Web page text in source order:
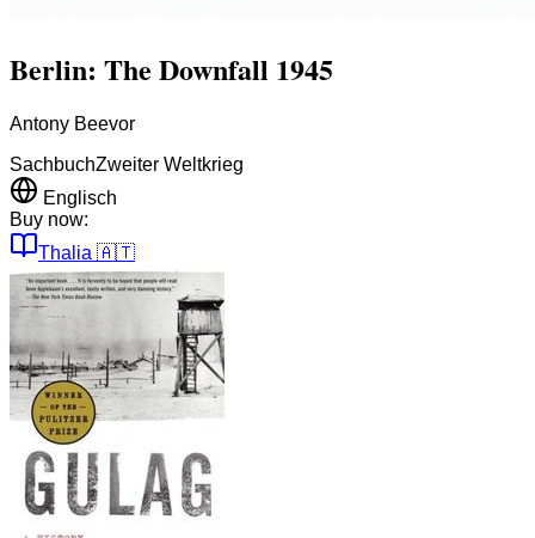
Berlin: The Downfall 1945
Antony Beevor
SachbuchZweiter Weltkrieg
Englisch
Buy now:
Thalia 🇦🇹